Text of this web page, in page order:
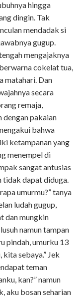
hingga
dingin. Tak
mendadak si
gugup.
mengajaknya
cokelat tua,
matahari. Dan
secara
remaja,
dengan pakaian
bahwa
ketampanan yang
menempel di
sangat antusias
tidak dapat diduga.
umurmu?” tanya
ludah gugup,
dan mungkin
namun tampan
pindah, umurku 13
kita sebaya.” Jek
teman
kan?” namun
aku bosan seharian